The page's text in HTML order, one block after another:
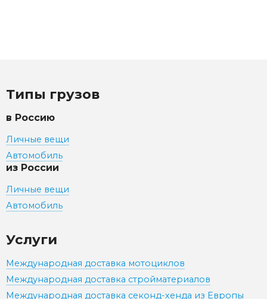
Типы грузов
в Россию
Личные вещи
Автомобиль
из России
Личные вещи
Автомобиль
Услуги
Международная доставка мотоциклов
Международная доставка стройматериалов
Международная доставка секонд-хенда из Европы